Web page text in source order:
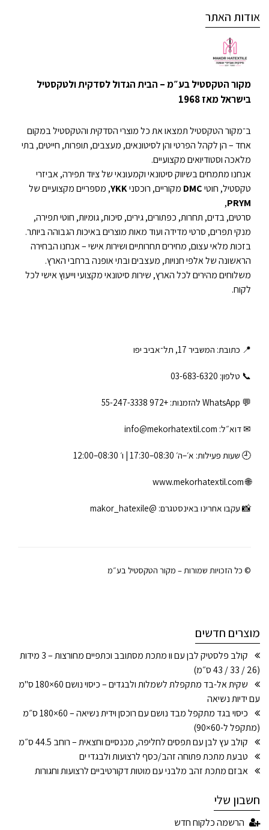
אודות האתר
מקור הטקסטיל בע״מ – הבית הגדול לסדקית ולטקסטיל
בישראל מאז 1968
ב־מקור הטקסטיל תמצאו את כל מוצרי הסדקית והטקסטיל במקום
אחד – הן לקהל הפרטי והן לסיטונאים, מעצבים, תופרות, חייטים, בתי
מלאכה וסטודיואים מקצועיים.
אנחנו מתמחים בשיווק סיטונאי וקמעונאי של ציוד תפירה, אביזרי
טקסטיל, חוטיDMC מקוריים, רוכסניYKK, מספריים מקצועיים של
PRYM
,
סרטים, בדים, תחרות, כפתורים, גירים, סיכות, גומיות, חוטי תפירה,
מנקי תפרים, סרטי מדידה ועוד מאות מוצרים באיכות הגבוהה ביותר.
בזכות מלאי עצום, מחירים תחרותיים ושירות אישי – אנחנו הבחירה
הראשונה של אלפי חנויות, מעצבים ובתי אופנה ברחבי הארץ.
משלוחים מהירים לכל הארץ, שירות סיטונאי מקצועי וייעוץ אישי לכל
לקוח.
📍 כתובת: המשביר 17, תל־אביב יפו
📞 טלפון: ‎03-683-6320
💬 WhatsApp להזמנות: +972 55-247-3338
✉ דוא״ל: info@mekorhatextil.com
🕘 שעות פעילות: א׳–ה׳ 08:30–17:30 | ו׳ 08:30–12:00
🌐
www.mekorhatextil.com
📸 עקבו אחרינו באינסטגרם: @makor_hatexile
© כל הזכויות שמורות – מקור הטקסטיל בע״מ
מוצרים חדשים
קולב פלסטיק לבן עם וו מתכת מסתובב וכתפיים מחורצות – 3 מידות
(26 / 33 / 43 ס״מ)
שקית אל-בד מתקפלת לשמלות ולבגדים – כיסוי נושם 60×180 ס"מ
עם ידיות נשיאה
כיסוי בגד מתקפל מבד נושם עם רוכסן וידית נשיאה – 60×180 ס״מ
(מתקפל ל-60×90)
קולב עץ לבן עם תפסים לחליפה, מכנסיים וחצאית – רוחב 44.5 ס״מ
טבעת מתכת פתוחה זהב/כסף לרצועות ולבגדי ים
אבזם מתכת זהב מלבני עם מוטות דקורטיביים לרצועות וחגורות
חשבון שלי
הרשמה כלקוח חדש